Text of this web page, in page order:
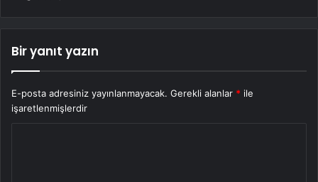
Bir yanıt yazın
E-posta adresiniz yayınlanmayacak. Gerekli alanlar * ile
işaretlenmişlerdir